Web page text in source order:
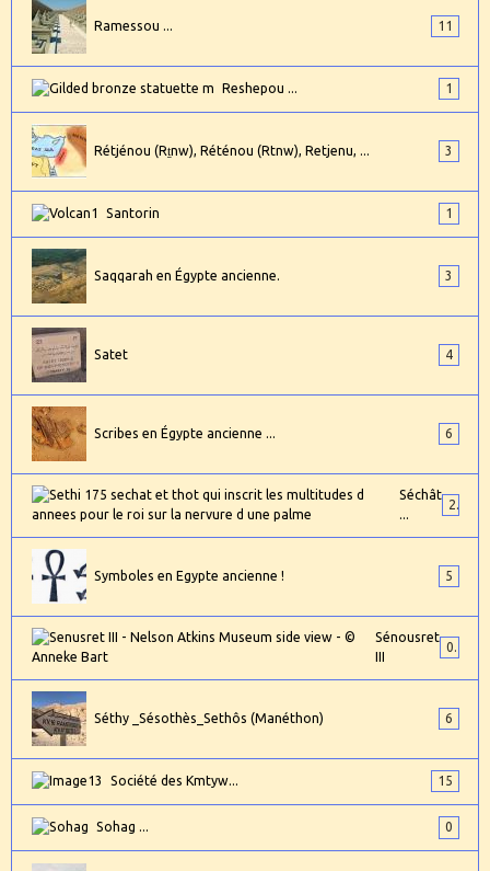
Ramessou ... 11
Reshepou ... 1
Rétjénou (Rṯnw), Réténou (Rtnw), Retjenu, ... 3
Santorin 1
Saqqarah en Égypte ancienne. 3
Satet 4
Scribes en Égypte ancienne ... 6
Séchât
...
2
Symboles en Egypte ancienne ! 5
Sénousret
0
Séthy _Sésothès_Sethôs (Manéthon) 6
Société des Kmtyw... 15
Sohag ... 0